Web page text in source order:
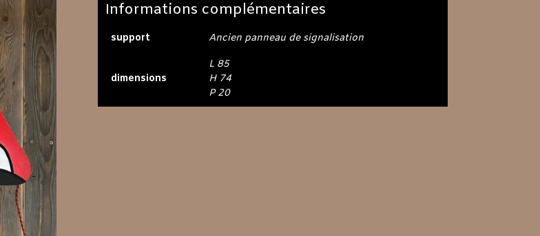
Informations complémentaires
support Ancien panneau de signalisation
dimensions
L 85
H 74
P 20